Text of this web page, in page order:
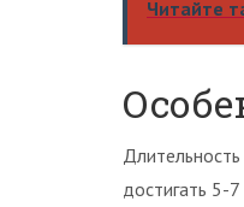
Читайте
достигать 5-